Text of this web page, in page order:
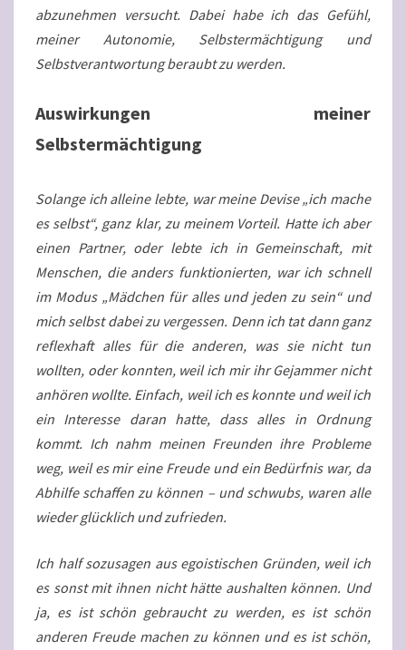
abzunehmen versucht. Dabei habe ich das Gefühl,
meiner Autonomie, Selbstermächtigung und
Selbstverantwortung beraubt zu werden.
Auswirkungen meiner
Selbstermächtigung
Solange ich alleine lebte, war meine Devise „ich mache
es selbst“, ganz klar, zu meinem Vorteil. Hatte ich aber
einen Partner, oder lebte ich in Gemeinschaft, mit
Menschen, die anders funktionierten, war ich schnell
im Modus „Mädchen für alles und jeden zu sein“ und
mich selbst dabei zu vergessen. Denn ich tat dann ganz
reflexhaft alles für die anderen, was sie nicht tun
wollten, oder konnten, weil ich mir ihr Gejammer nicht
anhören wollte. Einfach, weil ich es konnte und weil ich
ein Interesse daran hatte, dass alles in Ordnung
kommt. Ich nahm meinen Freunden ihre Probleme
weg, weil es mir eine Freude und ein Bedürfnis war, da
Abhilfe schaffen zu können – und schwubs, waren alle
wieder glücklich und zufrieden.
Ich half sozusagen aus egoistischen Gründen, weil ich
es sonst mit ihnen nicht hätte aushalten können. Und
ja, es ist schön gebraucht zu werden, es ist schön
anderen Freude machen zu können und es ist schön,